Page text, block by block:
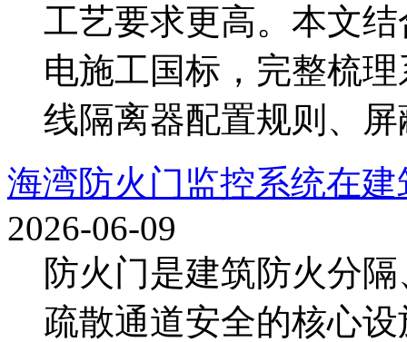
工艺要求更高。本文
电施工国标，完整梳
线隔离器配置规则、屏
海湾防火门监控系统在
2026-06-09
防火门是建筑防火分
疏散通道安全的核心